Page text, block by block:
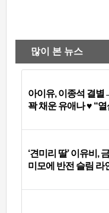
많이 본 뉴스
아이유, 이종석 결
꽉 채운 유애나 ♥ “
‘견미리 딸’ 이유비,
미모에 반전 슬림 라